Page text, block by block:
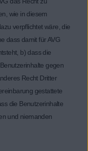
wie in diesem
verpflichtet wäre, die
dass damit für AVG
b) dass die
gegen
Recht Dritter
gestattete
die Benutzerinhalte
und niemanden